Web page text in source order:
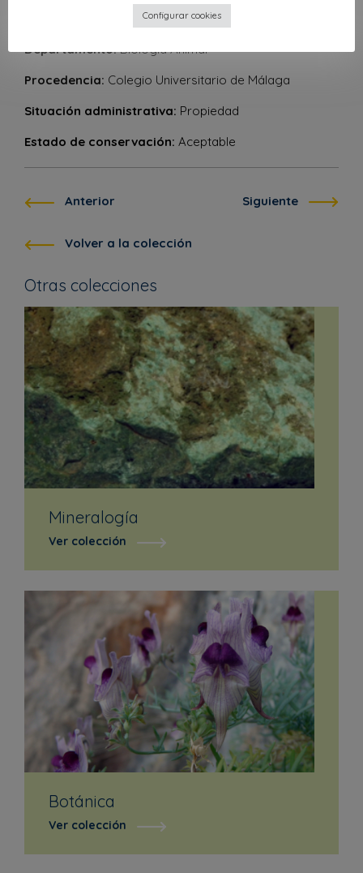
Facultad de Ciencias
Departamento:Biología Animal
Procedencia: Colegio Universitario de Málaga
Situación administrativa: Propiedad
Estado de conservación: Aceptable
Anterior Siguiente
Volver a la colección
Otras colecciones
Mineralogía
Ver colección
Botánica
Ver colección
Configurar cookies